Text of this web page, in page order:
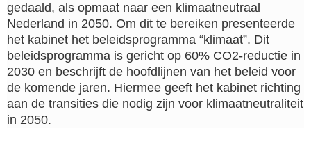
gedaald, als opmaat naar een klimaatneutraal
Nederland in 2050. Om dit te bereiken presenteerde
het kabinet het beleidsprogramma “klimaat”. Dit
beleidsprogramma is gericht op 60% CO2-reductie in
2030 en beschrijft de hoofdlijnen van het beleid voor
de komende jaren. Hiermee geeft het kabinet richting
aan de transities die nodig zijn voor klimaatneutraliteit
in 2050.